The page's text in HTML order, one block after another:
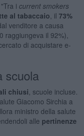
i current smokers
al tabaccaio , il 73%
venditore a causa
raggiungeva il 92%),
di acquistare e-
scuola
chiusi , scuole incluse.
Giacomo Sirchia a
ministro della salute
alle pertinenze